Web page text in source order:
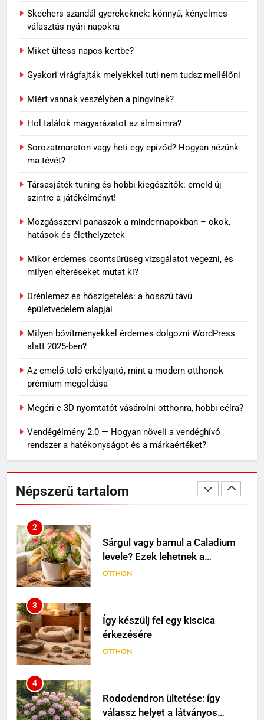
Skechers szandál gyerekeknek: könnyű, kényelmes
választás nyári napokra
Miket ültess napos kertbe?
Gyakori virágfajták melyekkel tuti nem tudsz mellélőni
Miért vannak veszélyben a pingvinek?
Hol találok magyarázatot az álmaimra?
Sorozatmaraton vagy heti egy epizód? Hogyan nézünk
ma tévét?
Társasjáték-tuning és hobbi-kiegészítők: emeld új
szintre a játékélményt!
Mozgásszervi panaszok a mindennapokban – okok,
hatások és élethelyzetek
Mikor érdemes csontsűrűség vizsgálatot végezni, és
milyen eltéréseket mutat ki?
Drénlemez és hőszigetelés: a hosszú távú
épületvédelem alapjai
Milyen bővítményekkel érdemes dolgozni WordPress
alatt 2025-ben?
Az emelő toló erkélyajtó, mint a modern otthonok
prémium megoldása
Megéri-e 3D nyomtatót vásárolni otthonra, hobbi célra?
Vendégélmény 2.0 — Hogyan növeli a vendéghívó
rendszer a hatékonyságot és a márkaértéket?
Népszerű tartalom
Visszatérő álmok: miért jelenhet
újra?
MINDENNAPOK
Travertin burkolat időtállósága,
OTTHON
Skechers szandál gyerekeknek:
nyári napokra
VÁSÁRLÁS
8
Miket ültess napos kertbe?
OTTHON
1
Mit jelenthet, ha álmodban
2
levele? Ezek lehetnek a
leggyakoribb okok
OTTHON
3
Így készülj fel egy kiscica
érkezésére
OTTHON
4
Rododendron ültetése: így
válassz helyet a látványos
virágzáshoz
OTTHON
5
Visszatérő álmok: miért jelenhet
meg ugyanaz a történet újra és